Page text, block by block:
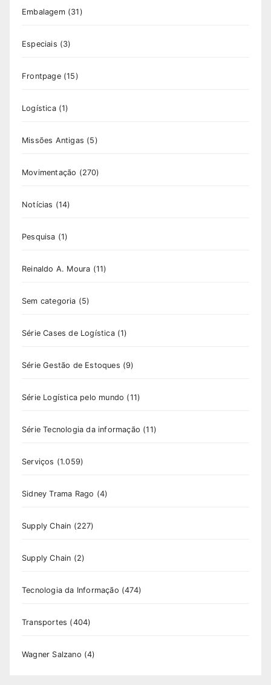
Embalagem(31)
Especiais (3)
Frontpage(15)
Logística(1)
Missões Antigas (5)
Movimentação (270)
Notícias (14)
Pesquisa (1)
Reinaldo A. Moura (11)
Sem categoria (5)
Série Cases de Logística(1)
Série Gestão de Estoques (9)
Série Logística pelo mundo (11)
Série Tecnologia da informação (11)
Serviços (1.059)
Sidney Trama Rago (4)
Supply Chain (227)
Supply Chain (2)
Tecnologia da Informação (474)
Transportes (404)
Wagner Salzano (4)